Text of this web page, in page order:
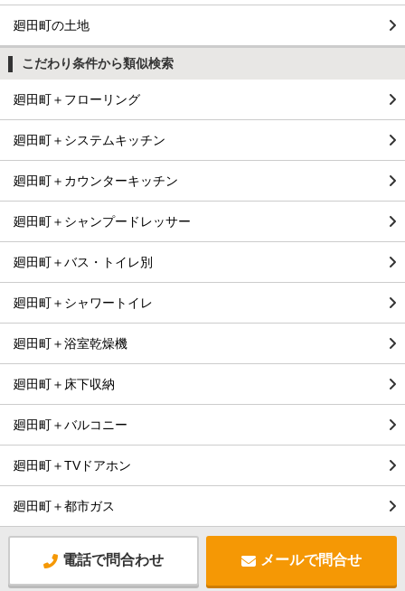
廻田町の土地
こだわり条件から類似検索
廻田町＋フローリング
廻田町＋システムキッチン
廻田町＋カウンターキッチン
廻田町＋シャンプードレッサー
廻田町＋バス・トイレ別
廻田町＋シャワートイレ
廻田町＋浴室乾燥機
廻田町＋床下収納
廻田町＋バルコニー
廻田町＋TVドアホン
廻田町＋都市ガス
電話で問合わせ メールで問合せ